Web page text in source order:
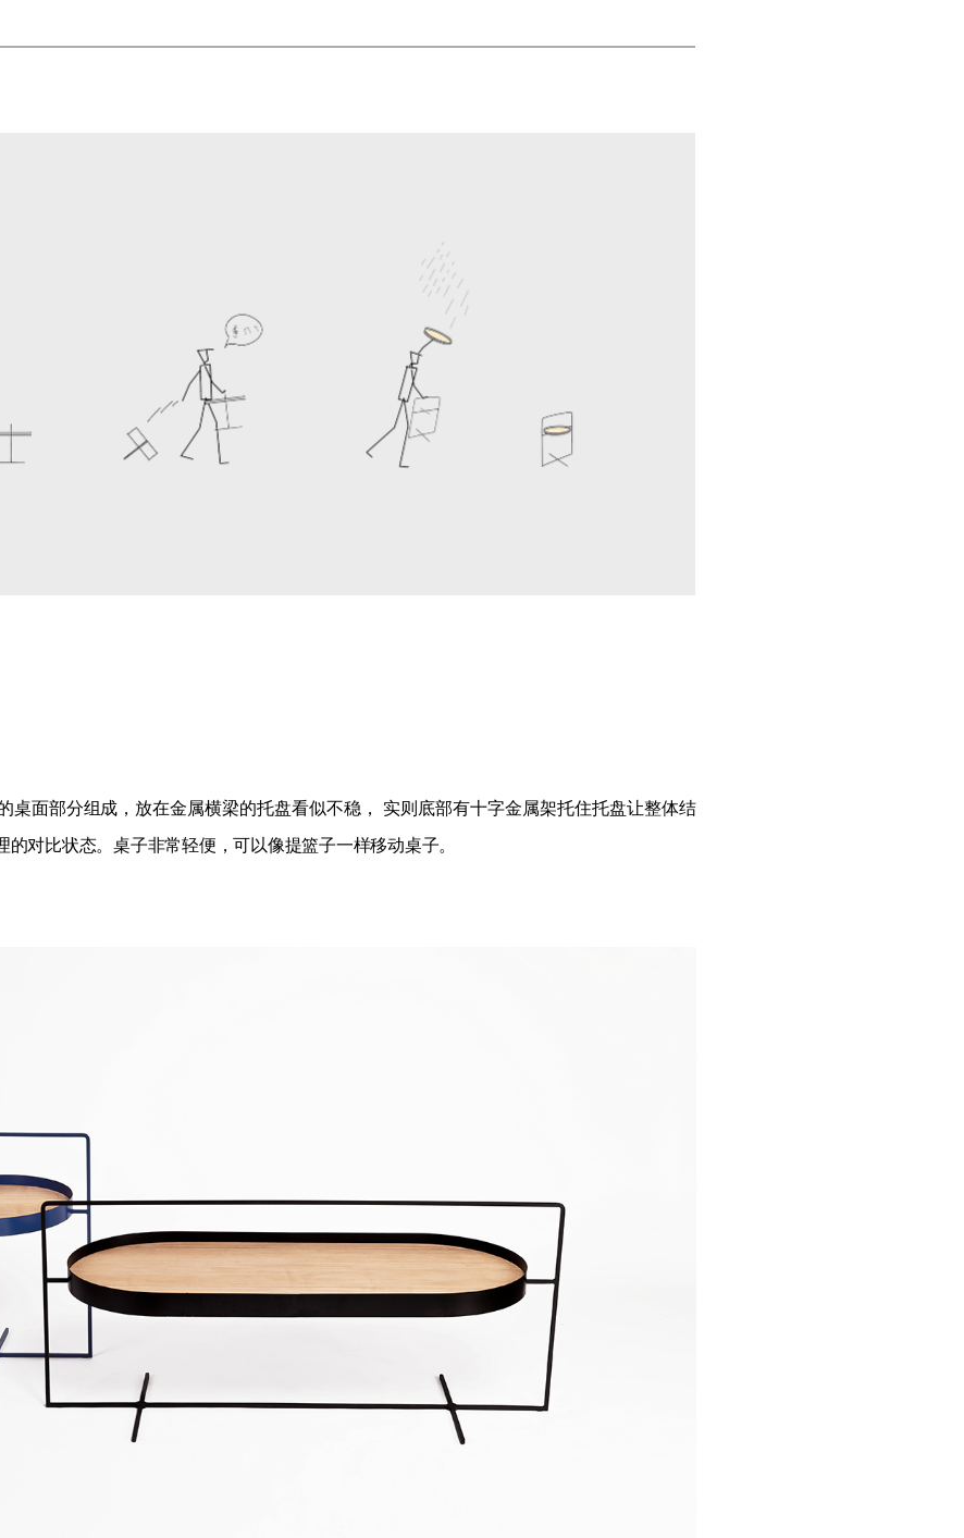
桌面部分组成，放在金属横梁的托盘看似不稳， 实则底部有十字金属架托住托盘让整体结
的对比状态。桌子非常轻便，可以像提篮子一样移动桌子。